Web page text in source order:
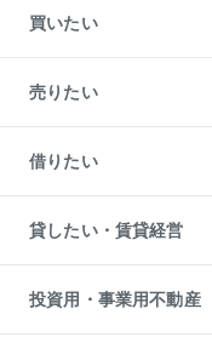
買いたい
新築・分譲マンションの購入
中古マンションの購入
一戸建ての購入
中古一戸建ての購入
不動産購入の流れ
注目キーワード物件特集
購入ガイド
English 繁体中文簡体中文
売りたい
一戸建ての売却・査定
土地の売却・査定
スピードAI査定
不動産査定について
不動産売却の流れ
不動産買換えの流れ
売却ガイド
借りたい
オフィス・店舗の賃貸
借りるときの流れ
借りるガイド
貸したい・賃貸経営
マンション賃料データ
賃貸管理プラン
リロケーションについて
投資用・事業用不動産